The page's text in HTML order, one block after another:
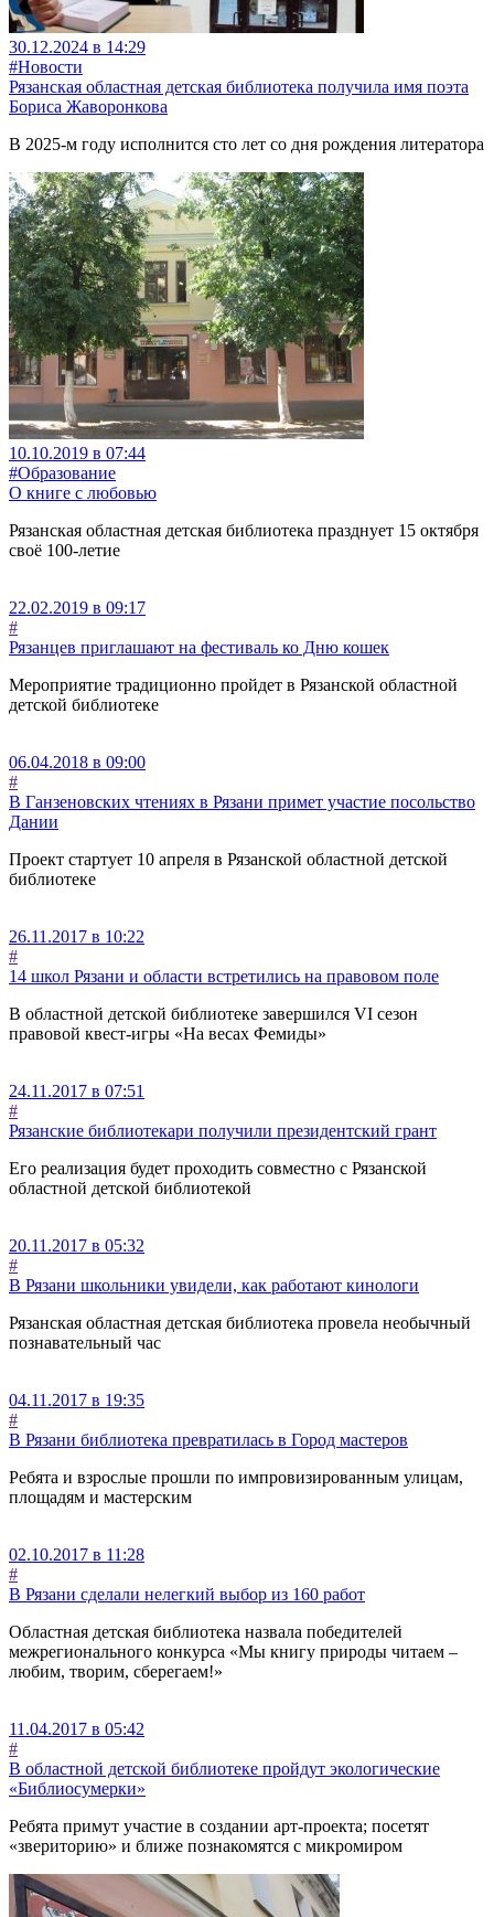
30.12.2024 в 14:29
#Новости
Рязанская областная детская библиотека получила имя поэта
Бориса Жаворонкова
В 2025-м году исполнится сто лет со дня рождения литератора
10.10.2019 в 07:44
#Образование
О книге с любовью
Рязанская областная детская библиотека празднует 15 октября
своё 100-летие
22.02.2019 в 09:17
#
Рязанцев приглашают на фестиваль ко Дню кошек
Мероприятие традиционно пройдет в Рязанской областной
детской библиотеке
06.04.2018 в 09:00
#
В Ганзеновских чтениях в Рязани примет участие посольство
Дании
Проект стартует 10 апреля в Рязанской областной детской
библиотеке
26.11.2017 в 10:22
#
14 школ Рязани и области встретились на правовом поле
В областной детской библиотеке завершился VI сезон
правовой квест-игры «На весах Фемиды»
24.11.2017 в 07:51
#
Рязанские библиотекари получили президентский грант
Его реализация будет проходить совместно с Рязанской
областной детской библиотекой
20.11.2017 в 05:32
#
В Рязани школьники увидели, как работают кинологи
Рязанская областная детская библиотека провела необычный
познавательный час
04.11.2017 в 19:35
#
В Рязани библиотека превратилась в Город мастеров
Ребята и взрослые прошли по импровизированным улицам,
площадям и мастерским
02.10.2017 в 11:28
#
В Рязани сделали нелегкий выбор из 160 работ
Областная детская библиотека назвала победителей
межрегионального конкурса «Мы книгу природы читаем –
любим, творим, сберегаем!»
11.04.2017 в 05:42
#
В областной детской библиотеке пройдут экологические
«Библиосумерки»
Ребята примут участие в создании арт-проекта; посетят
«звериторию» и ближе познакомятся с микромиром